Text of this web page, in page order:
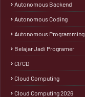
Autonomous Backend
Autonomous Coding
Autonomous Programming
Belajar Jadi Programer
CI/CD
Cloud Computing
Cloud Computing 2026